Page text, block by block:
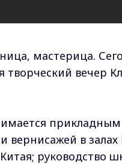
мастерица.
творческий вечер
прикладным
вернисажей в
руководство